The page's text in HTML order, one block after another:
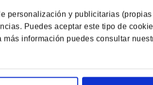
personalización y publicitarias
Puedes aceptar este tipo de
más información puedes consultar